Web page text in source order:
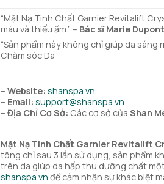
“Mặt Nạ Tinh Chất Garnier Revitalift
màu và thiếu ẩm.” – Bác sĩ Marie Dupont
“Sản phẩm này không chỉ giúp da sáng
Chăm sóc Da
– Website: shanspa.vn
– Email: support@shanspa.vn
– Địa Chỉ Cơ Sở: Các cơ sở của Shan
Mặt Nạ Tinh Chất Garnier Revitalift
tông chỉ sau 3 lần sử dụng, sản phẩm
trên da giúp da hấp thu dưỡng chất
shanspa.vn để cảm nhận sự khác biệt